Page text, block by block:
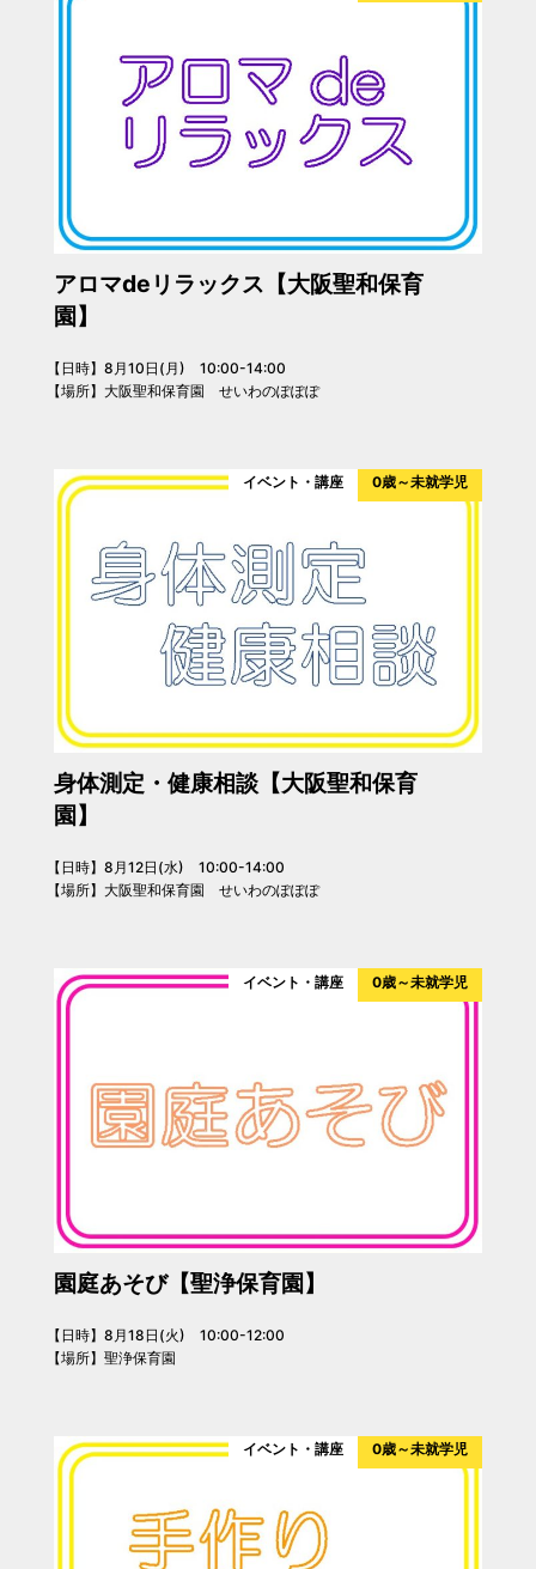
アロマdeリラックス【大阪聖和保育
園】
【日時】8月10日(月) 10:00-14:00
【場所】大阪聖和保育園 せいわのぽぽぽ
イベント・講座 0歳～未就学児
身体測定・健康相談【大阪聖和保育
園】
【日時】8月12日(水) 10:00-14:00
【場所】大阪聖和保育園 せいわのぽぽぽ
イベント・講座 0歳～未就学児
園庭あそび【聖浄保育園】
【日時】8月18日(火) 10:00-12:00
【場所】聖浄保育園
イベント・講座 0歳～未就学児